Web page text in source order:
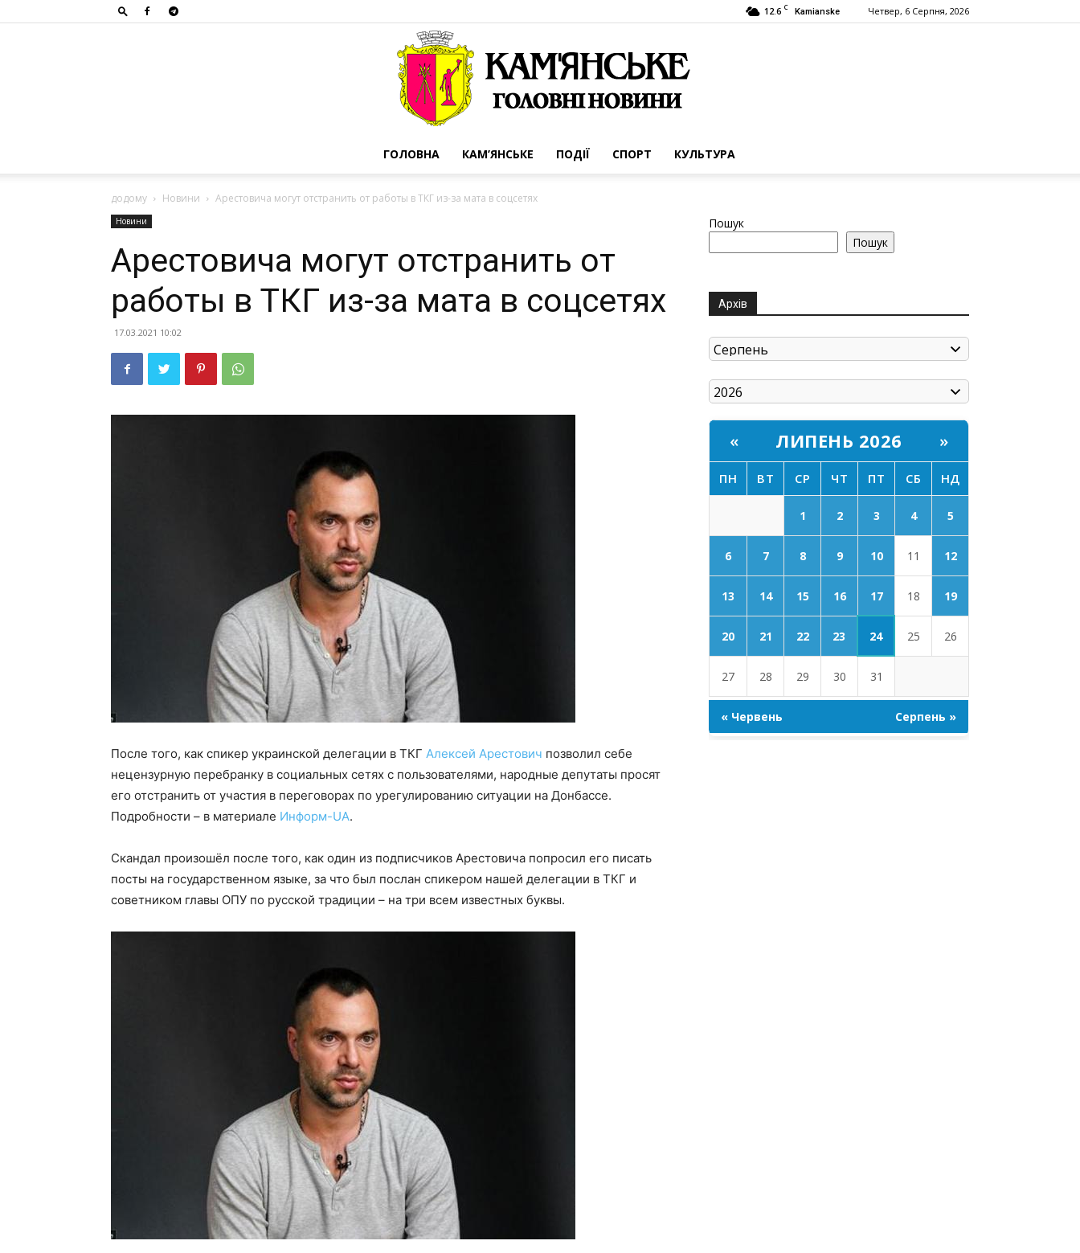
12.6 C Kamianske Четвер, 6 Серпня, 2026
ГОЛОВНА КАМ’ЯНСЬКЕ ПОДІЇ СПОРТ КУЛЬТУРА
додому Новини Арестовича могут отстранить от работы в ТКГ из-за мата в соцсетях
Новини
Арестовича могут отстранить от
работы в ТКГ из-за мата в соцсетях
17.03.2021 10:02
После того, как спикер украинской делегации в ТКГ Алексей Арестович позволил себе
нецензурную перебранку в социальных сетях с пользователями, народные депутаты просят
его отстранить от участия в переговорах по урегулированию ситуации на Донбассе.
Подробности – в материале Информ-UA.
Скандал произошёл после того, как один из подписчиков Арестовича попросил его писать
посты на государственном языке, за что был послан спикером нашей делегации в ТКГ и
советником главы ОПУ по русской традиции – на три всем известных буквы.
Пошук
Пошук
Архів
« ЛИПЕНЬ 2026 »
ПН ВТ СР ЧТ ПТ СБ НД
1 2 3 4 5
6 7 8 9 10 11 12
13 14 15 16 17 18 19
20 21 22 23 24 25 26
27 28 29 30 31
« Червень Серпень »